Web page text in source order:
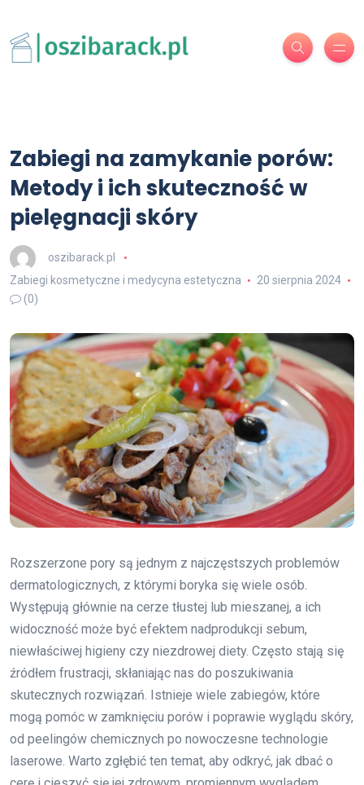
Zabiegi na zamykanie porów:
Metody i ich skuteczność w
pielęgnacji skóry
oszibarack.pl
Zabiegi kosmetyczne i medycyna estetyczna
20 sierpnia 2024
(0)
Rozszerzone pory są jednym z najczęstszych problemów
dermatologicznych, z którymi boryka się wiele osób.
Występują głównie na cerze tłustej lub mieszanej, a ich
widoczność może być efektem nadprodukcji sebum,
niewłaściwej higieny czy niezdrowej diety. Często stają się
źródłem frustracji, skłaniając nas do poszukiwania
skutecznych rozwiązań. Istnieje wiele zabiegów, które
mogą pomóc w zamknięciu porów i poprawie wyglądu skóry,
od peelingów chemicznych po nowoczesne technologie
laserowe. Warto zgłębić ten temat, aby odkryć, jak dbać o